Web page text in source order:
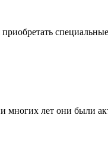
многих лет они были